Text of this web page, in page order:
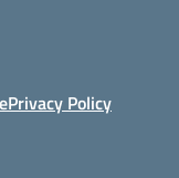
Privacy Policy